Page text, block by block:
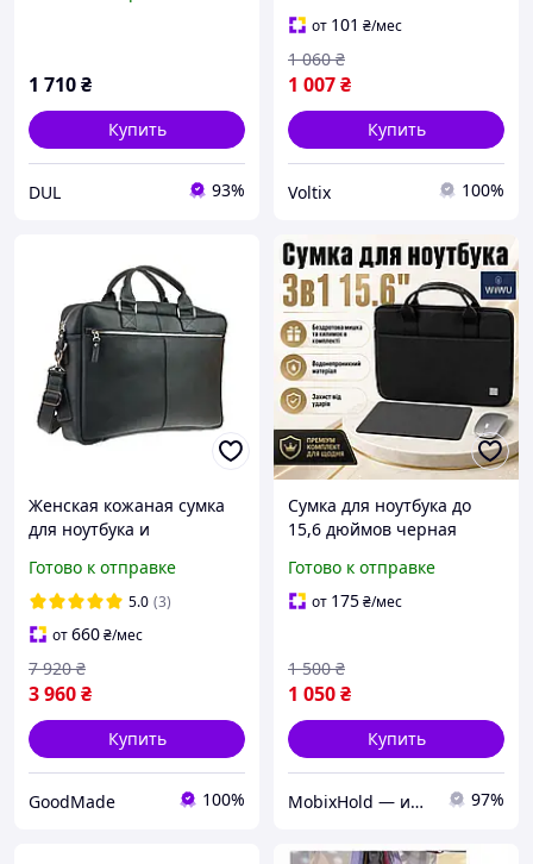
1 710₴
Купить
DUL 93%
от 101 ₴/мес
1 007₴
1 060 ₴
Купить
Voltix 100%
Женская кожаная сумка
для ноутбука и
из натуральной кожи на
плечо с ручками черная
Готово к отправке
5.0 (3)
от660₴/мес
3 960₴
7 920 ₴
Купить
GoodMade 100%
Сумка для ноутбука до
15,6 дюймов черная
беспроводная мышка
Wiwu
Готово к отправке
от 175₴/мес
1 050₴
1 500 ₴
Купить
MobixHold — интернет-магазин современных гаджетов и полезных аксессуаров 97%